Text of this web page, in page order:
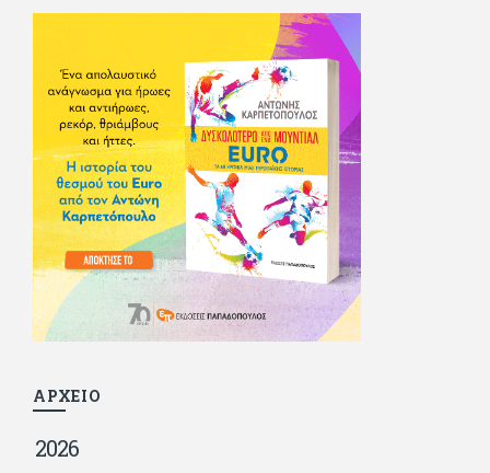
ταινίες κι έγραφε και στο περιοδικό Σινεμά, είχε κάποιες
αισθηματικές περιπέτειες που σκόρπισαν γέλιο στους φίλους
του - αν όχι και στον ίδιο. Πήγε στρατό κανονικά στα σύνορα
και διατήρησε μια καλή σχέση με την οικογένεια του, την
οποία αισθάνεται πως διάφορες φορές έφερε σε δύσκολη
θέση. Κείμενο με την υπογραφή του πρωτοδημοσιεύτηκε στο
Φίλαθλο το 1992. Επέστρεψε οριστικά στην Ελλάδα το 1998,
δούλεψε για πολλούς (αφού δυσκολεύεται να πει όχι), και
κάποιοι, αν όχι και όλοι, τον πλήρωσαν κι έμειναν και
ευχαριστημένοι από τη συνεργασία. Σήμερα πλέον εργάζεται
στον Sport Fm (όπου έχει κλείσει εικοσαετία) και στη
Sportday. Επαίρεται ότι λίγοι έχουν δει περισσότερο
ποδόσφαιρο από τον ίδιο και θεωρεί τον εαυτό του τυχερό
γιατί είναι μέλος της γενιάς που απόλαυσε τους μεγαλύτερους
σε όλα τα σπορ. Δεν είναι παντρεμένος, αλλά θαυμάζει όσους
βρίσκουν το κουράγιο να το κάνουν. Αντίθετα από πολλούς
φίλους του δεν πληρώνει διατροφές. Ελπίζει ότι δεν έχει
παιδιά. Απειλεί ότι θα γράφει όσο υπάρχουν άνθρωποι που
ΑΡΧΕΙΟ
2026